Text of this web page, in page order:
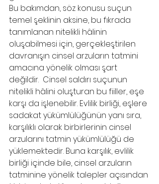
Bu bakımdan, söz konusu suçun
temel şeklinin aksine, bu fıkrada
tanımlanan nitelikli hâlinin
oluşabilmesi için, gerçekleştirilen
davranışın cinsel arzuların tatmini
amacına yönelik olması şart
değildir.  Cinsel saldırı suçunun
nitelikli hâlini oluşturan bu fiiller, eşe
karşı da işlenebilir. Evlilik birliği, eşlere
sadakat yükümlülüğünün yanı sıra,
karşılıklı olarak birbirlerinin cinsel
arzularını tatmin yükümlülüğü de
yüklemektedir. Buna karşılık, evlilik
birliği içinde bile, cinsel arzuların
tatminine yönelik talepler açısından